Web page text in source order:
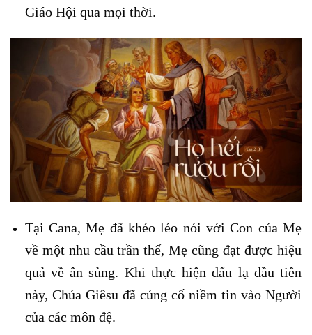
Giáo Hội qua mọi thời.
Tại Cana, Mẹ đã khéo léo nói với Con của Mẹ
về một nhu cầu trần thế, Mẹ cũng đạt được hiệu
quả về ân sủng. Khi thực hiện dấu lạ đầu tiên
này, Chúa Giêsu đã củng cố niềm tin vào Người
của các môn đệ.